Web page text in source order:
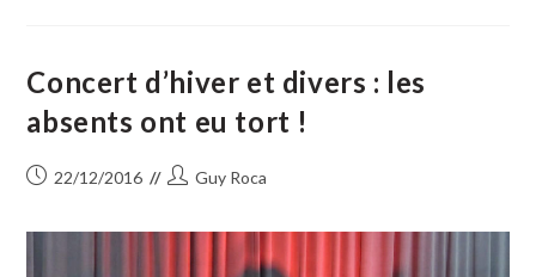
Concert d’hiver et divers : les
absents ont eu tort !
Publication
22/12/2016
Auteur/autrice
publication :
Guy Roca